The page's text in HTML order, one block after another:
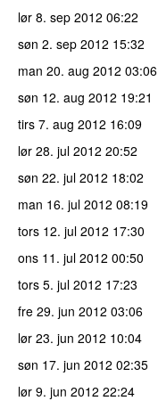
lør 8. sep 2012 06:22
søn 2. sep 2012 15:32
man 20. aug 2012 03:06
søn 12. aug 2012 19:21
tirs 7. aug 2012 16:09
lør 28. jul 2012 20:52
søn 22. jul 2012 18:02
man 16. jul 2012 08:19
tors 12. jul 2012 17:30
ons 11. jul 2012 00:50
tors 5. jul 2012 17:23
fre 29. jun 2012 03:06
lør 23. jun 2012 10:04
søn 17. jun 2012 02:35
lør 9. jun 2012 22:24